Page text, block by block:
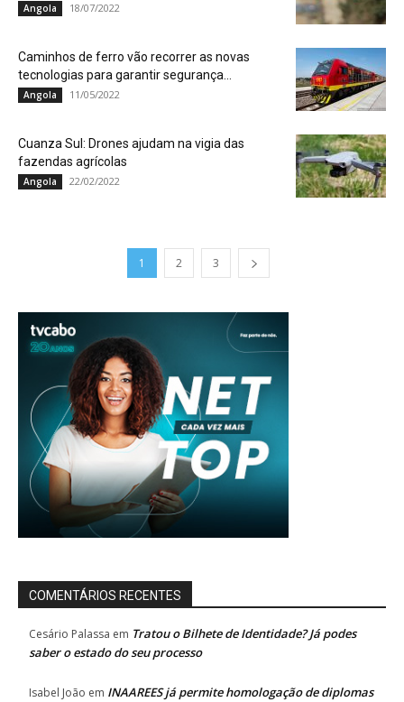
Angola 18/07/2022
Caminhos de ferro vão recorrer as novas
tecnologias para garantir segurança...
Angola 11/05/2022
Cuanza Sul: Drones ajudam na vigia das
fazendas agrícolas
Angola 22/02/2022
1 2 3
COMENTÁRIOS RECENTES
Cesário Palassa em Tratou o Bilhete de Identidade? Já podes
saber o estado do seu processo
Isabel João em INAAREES já permite homologação de diplomas